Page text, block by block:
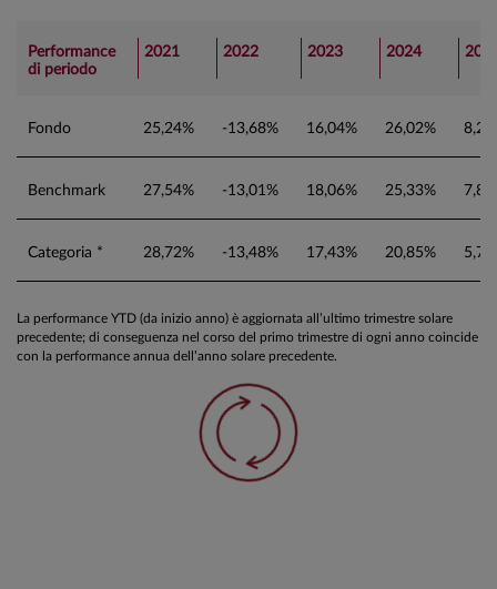
Performance
di periodo
2021 2022 2023 2024
Fondo 25,24% -13,68% 16,04% 26,02%
Benchmark 27,54% -13,01% 18,06% 25,33%
Categoria * 28,72% -13,48% 17,43% 20,85%
La performance YTD (da inizio anno) è aggiornata all’ultimo trimestre solare
precedente; di conseguenza nel corso del primo trimestre di ogni anno coincide
con la performance annua dell’anno solare precedente.